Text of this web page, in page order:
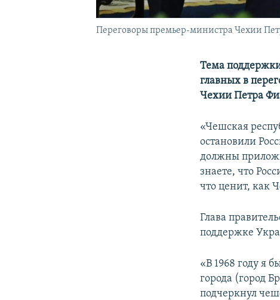
Переговоры премьер-министра Чехии
Тема
главных в
Чехии Петра
«Чешская
остановили
должны
знаете, что
что ценит, как
Глава
поддержке
«В 1968 году я
города (город
подчеркнул